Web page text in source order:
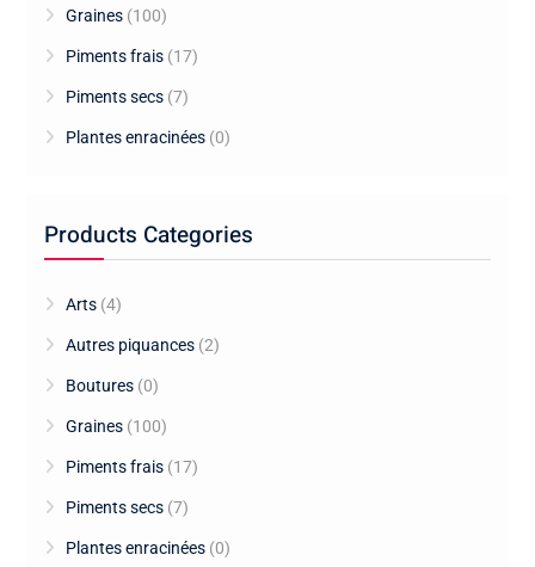
Graines (100)
Piments frais (17)
Piments secs (7)
Plantes enracinées (0)
Products Categories
Arts (4)
Autres piquances (2)
Boutures (0)
Graines (100)
Piments frais (17)
Piments secs (7)
Plantes enracinées (0)